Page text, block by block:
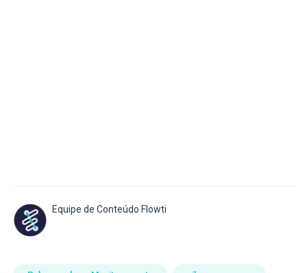
Equipe de Conteúdo Flowti